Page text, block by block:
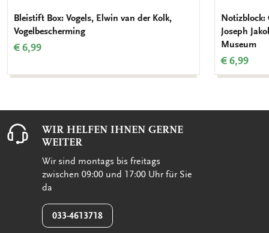
Bleistift Box: Vogels, Elwin van der Kolk,
Vogelbescherming
€ 6,99
Notizblock:
Joseph
Museum
€ 6,99
WIR HELFEN IHNEN GERNE
WEITER
Wir sind montags bis freitags
zwischen 09:00 und 17:00 Uhr für Sie
da
033-4613718